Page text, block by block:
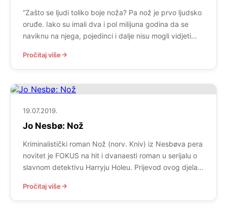
“Zašto se ljudi toliko boje noža? Pa nož je prvo ljudsko
oruđe. Iako su imali dva i pol milijuna godina da se
naviknu na njega, pojedinci i dalje nisu mogli vidjeti
Lov, stanište, poljoprivreda, hrana, obrana. Nož nije
samo oduzimao život, on ga je […]
Pročitaj više
19.07.2019.
Jo Nesbø: Nož
Kriminalistički roman Nož (norv. Kniv) iz Nesbøva pera
novitet je FOKUS na hit i dvanaesti roman u serijalu o
slavnom detektivu Harryju Holeu. Prijevod ovog djela s
ovako: „HARRY HOLE JE DOVEDEN PRED ZID. Uoči
svoga pedesetog rođendana, Harry Hole živi kao u
Pročitaj više